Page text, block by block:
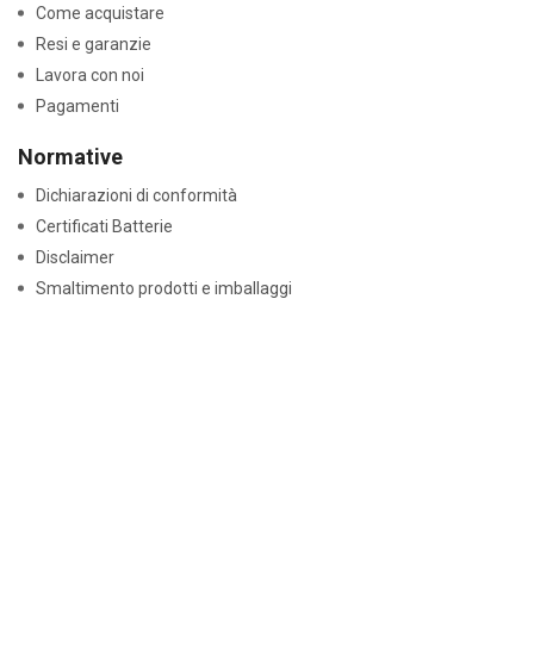
Come acquistare
Resi e garanzie
Lavora con noi
Pagamenti
Normative
Dichiarazioni di conformità
Certificati Batterie
Disclaimer
Smaltimento prodotti e imballaggi